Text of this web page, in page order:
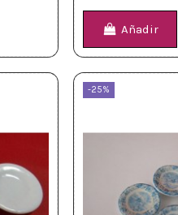
Añadir
-25%